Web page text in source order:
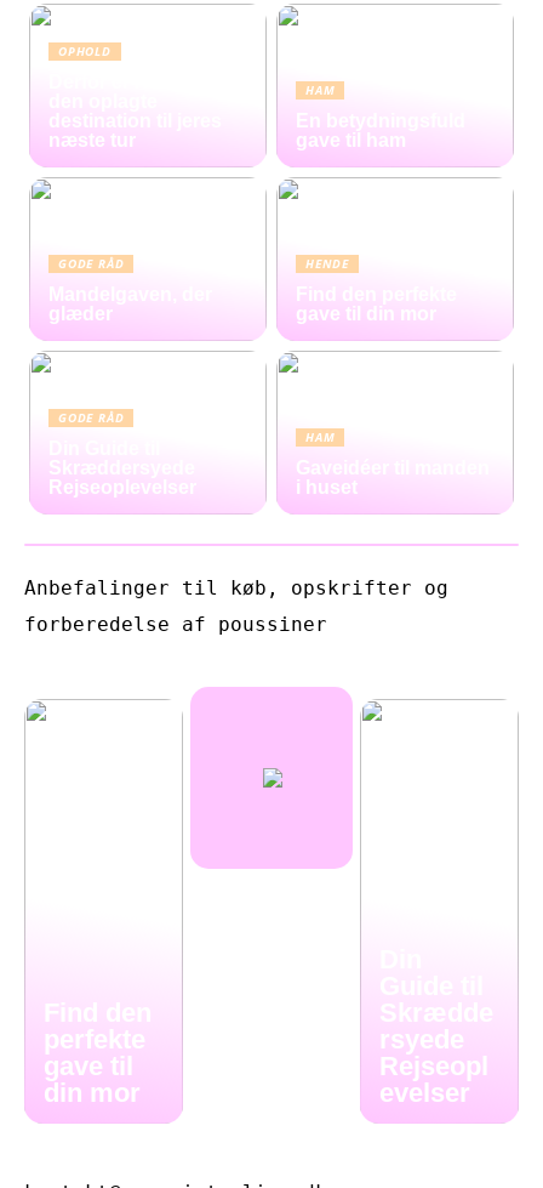
OPHOLD
destination til jeres
næste tur
HAM
En betydningsfuld
gave til ham
GODE RÅD
Mandelgaven, der
glæder
HENDE
Find den perfekte
gave til din mor
GODE RÅD
Skræddersyede
Rejseoplevelser
HAM
Gaveidéer til manden
i huset
Anbefalinger til køb, opskrifter og
forberedelse af poussiner
Find den
perfekte
gave til
din mor
Guide til
Skrædde
rsyede
Rejseopl
evelser